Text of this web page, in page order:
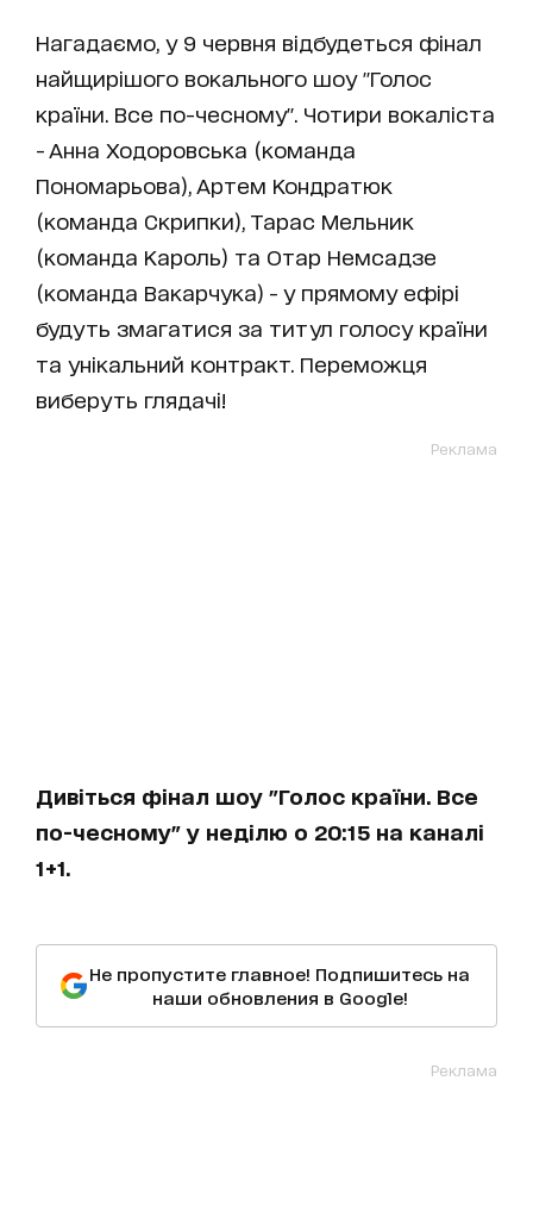
Нагадаємо, у 9 червня відбудеться фінал
найщирішого вокального шоу "Голос
країни. Все по-чесному". Чотири вокаліста
- Анна Ходоровська (команда
Пономарьова), Артем Кондратюк
(команда Скрипки), Тарас Мельник
(команда Кароль) та Отар Немсадзе
(команда Вакарчука) - у прямому ефірі
будуть змагатися за титул голосу країни
та унікальний контракт. Переможця
виберуть глядачі!
Реклама
Дивіться фінал шоу "Голос країни. Все
по-чесному" у неділю о 20:15 на каналі
1+1.
Не пропустите главное! Подпишитесь на
наши обновления в Google!
Реклама